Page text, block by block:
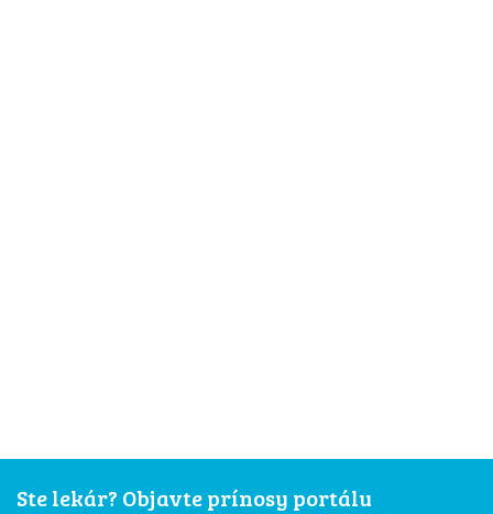
Ste lekár? Objavte prínosy portálu